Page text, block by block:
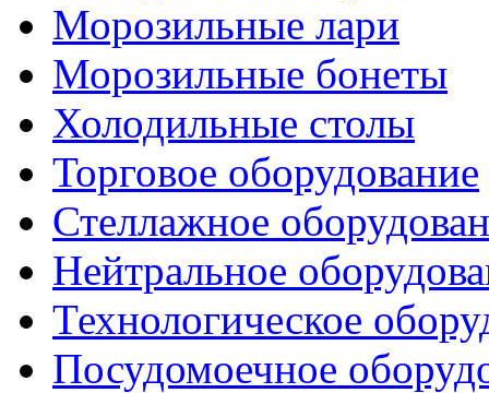
Морозильные лари
Морозильные бонеты
Холодильные столы
Торговое оборудование
Стеллажное
Нейтральное
Технологическое
Посудомоечное